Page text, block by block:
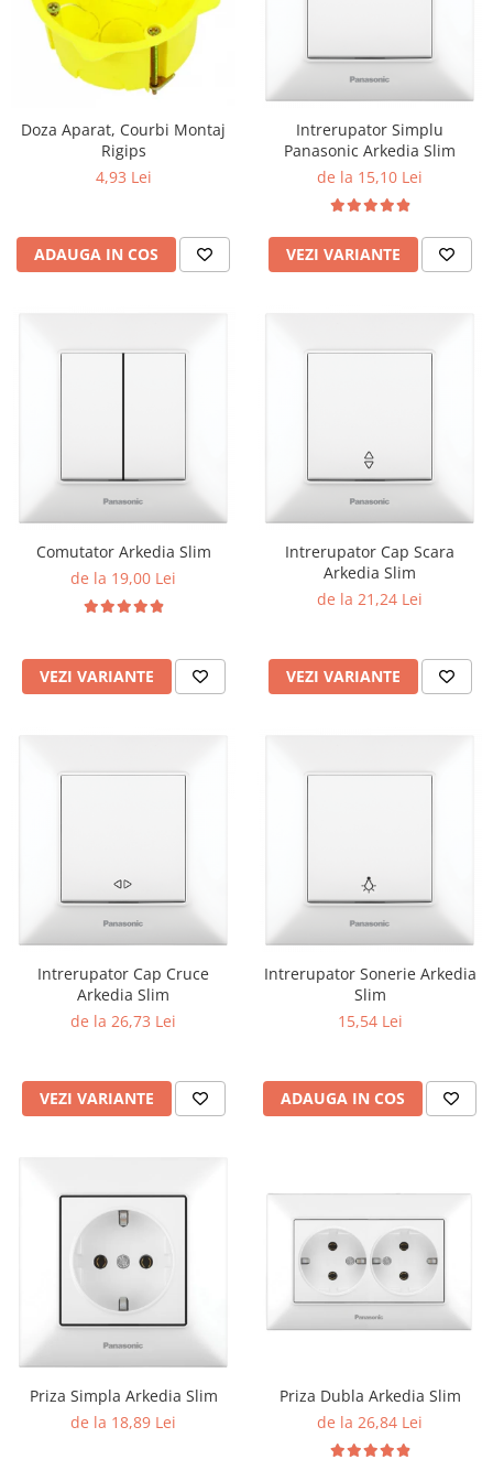
Tablouri Organizare
Cutii Sigurante
Sigurante Automate
Gama Legrand
Gama Noark
Accesorii Tablou-Sigurante
Relee de comanda si supraveghere
Doze Electrice
Aparataj Smart
Livolo
Intrerupatoare Touch / Standard
Întrerupătoare Mecanice
Gama Palmyie Viko
Aparataj Clasic
Gama Legrand Niloe
Panasonic Arkedia Slim
Aparataj Modular
Gama Gewiss System
Doze de Pardoseala Universale
Incara Legrand
Iluminat Interior
Aplice - Plafoniere
Spoturi LED
Lampi de Birou
Doza Aparat, Courbi Montaj
Rigips
4,93 Lei
ADAUGA IN COS
Intrerupator Simplu
Panasonic Arkedia Slim
de la 15,10 Lei
VEZI VARIANTE
Comutator Arkedia Slim
de la 19,00 Lei
VEZI VARIANTE
Intrerupator Cap Scara
Arkedia Slim
de la 21,24 Lei
VEZI VARIANTE
Intrerupator Cap Cruce
Arkedia Slim
de la 26,73 Lei
VEZI VARIANTE
Intrerupator Sonerie Arkedia
Slim
15,54 Lei
ADAUGA IN COS
Priza Simpla Arkedia Slim
de la 18,89 Lei
Priza Dubla Arkedia Slim
de la 26,84 Lei